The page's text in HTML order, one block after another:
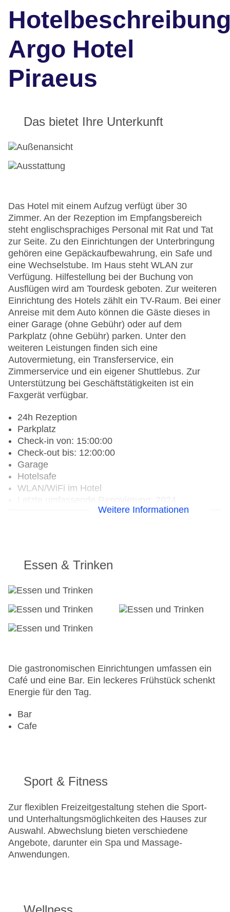
Argo Hotel
Piraeus
Das bietet Ihre Unterkunft
Das Hotel mit einem Aufzug verfügt über 30
Zimmer. An der Rezeption im Empfangsbereich
steht englischsprachiges Personal mit Rat und Tat
zur Seite. Zu den Einrichtungen der Unterbringung
gehören eine Gepäckaufbewahrung, ein Safe und
eine Wechselstube. Im Haus steht WLAN zur
Verfügung. Hilfestellung bei der Buchung von
Ausflügen wird am Tourdesk geboten. Zur weiteren
Einrichtung des Hotels zählt ein TV-Raum. Bei einer
Anreise mit dem Auto können die Gäste dieses in
einer Garage (ohne Gebühr) oder auf dem
Parkplatz (ohne Gebühr) parken. Unter den
weiteren Leistungen finden sich eine
Autovermietung, ein Transferservice, ein
Zimmerservice und ein eigener Shuttlebus. Zur
Unterstützung bei Geschäftstätigkeiten ist ein
Faxgerät verfügbar.
24h Rezeption
Parkplatz
Check-in von: 15:00:00
Check-out bis: 12:00:00
Garage
Hotelsafe
WLAN/WiFi im Hotel
Letzte umfassende Renovierung: 2024
Gesamtanzahl der Zimmer: 30
Zahlungsarten: American Express, EC Maestro,
Landeskategorie: 2 Sterne
Weitere Informationen
Essen & Trinken
Die gastronomischen Einrichtungen umfassen ein
Café und eine Bar. Ein leckeres Frühstück schenkt
Energie für den Tag.
Bar
Cafe
Sport & Fitness
Zur flexiblen Freizeitgestaltung stehen die Sport-
und Unterhaltungsmöglichkeiten des Hauses zur
Auswahl. Abwechslung bieten verschiedene
Angebote, darunter ein Spa und Massage-
Anwendungen.